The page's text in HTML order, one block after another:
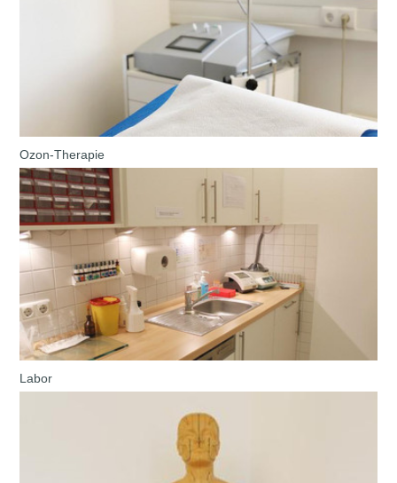
Ozon-Therapie
Labor